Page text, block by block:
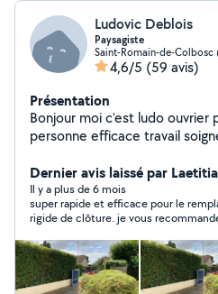
Ludovic Deblois
Paysagiste
Saint-Romain-de-
4,6/5 (59 avis)
Présentation
Bonjour moi c'est ludo ouvrier
personne efficace travail
alors n'hésitez pas a me
Dernier avis laissé par
Il y a plus de 6 mois
super rapide et efficace pour le
rigide de clôture. je vous